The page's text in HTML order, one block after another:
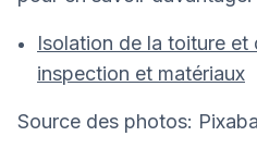
Isolation de la toiture et
inspection et matériaux
Source des photos: